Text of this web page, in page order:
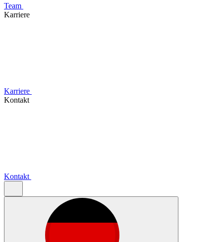
Team
Karriere
Karriere
Kontakt
Kontakt